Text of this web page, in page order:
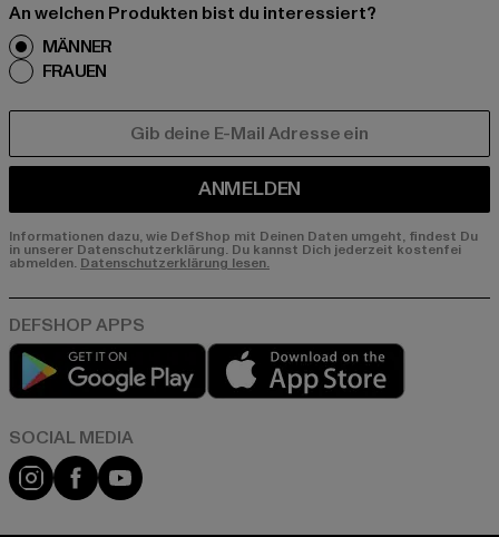
An welchen Produkten bist du interessiert?
MÄNNER
FRAUEN
ANMELDEN
Informationen dazu, wie DefShop mit Deinen Daten umgeht, findest Du
in unserer Datenschutzerklärung. Du kannst Dich jederzeit kostenfei
abmelden. Datenschutzerklärung lesen.
Play market
Instagram
FacebookYouTube